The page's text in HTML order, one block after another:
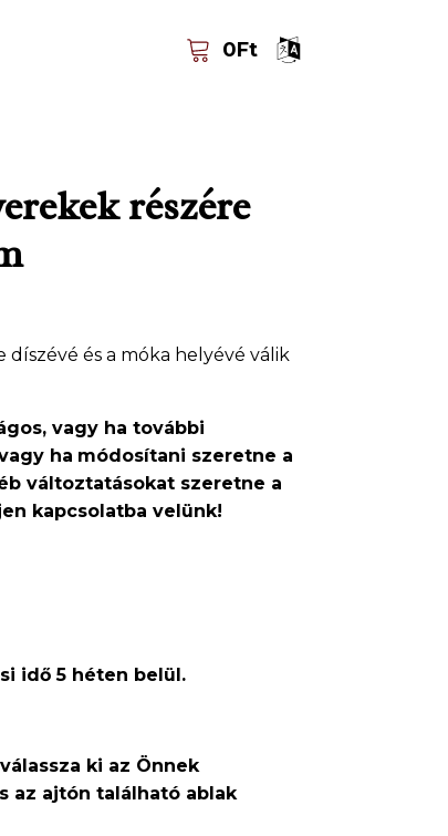
0Ft
részére
és a móka helyévé válik
vagy ha további
ha módosítani szeretne a
változtatásokat szeretne a
kapcsolatba velünk!
idő 5 héten belül.
ki az Önnek
az ajtón található ablak